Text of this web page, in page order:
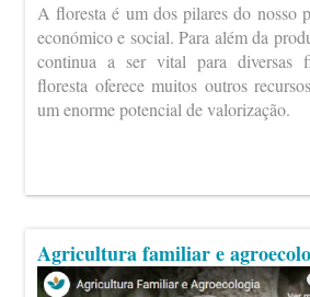
A floresta é um dos pilares do nosso
económico e social. Para além da
continua a ser vital para diversas
floresta oferece muitos outros
um enorme potencial de valorização.
Agricultura familiar e